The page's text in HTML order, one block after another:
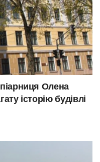
Олена
історію будівлі